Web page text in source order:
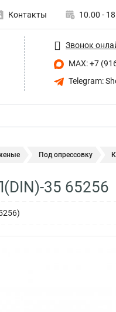
Контакты 10.00 -
Звонок
MAX: +7
Telegram:
Под опрессовку
35 65256